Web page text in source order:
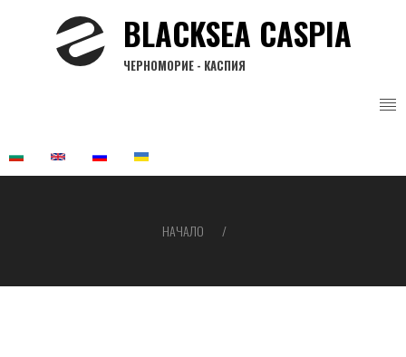
BLACKSEA CASPIA
ЧЕРНОМОРИЕ - КАСПИЯ
НАЧАЛО